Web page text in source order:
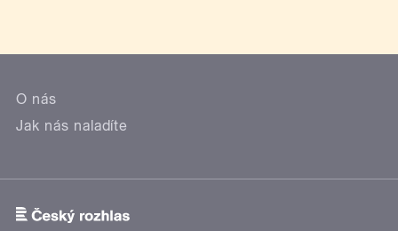
O nás
Jak nás naladíte